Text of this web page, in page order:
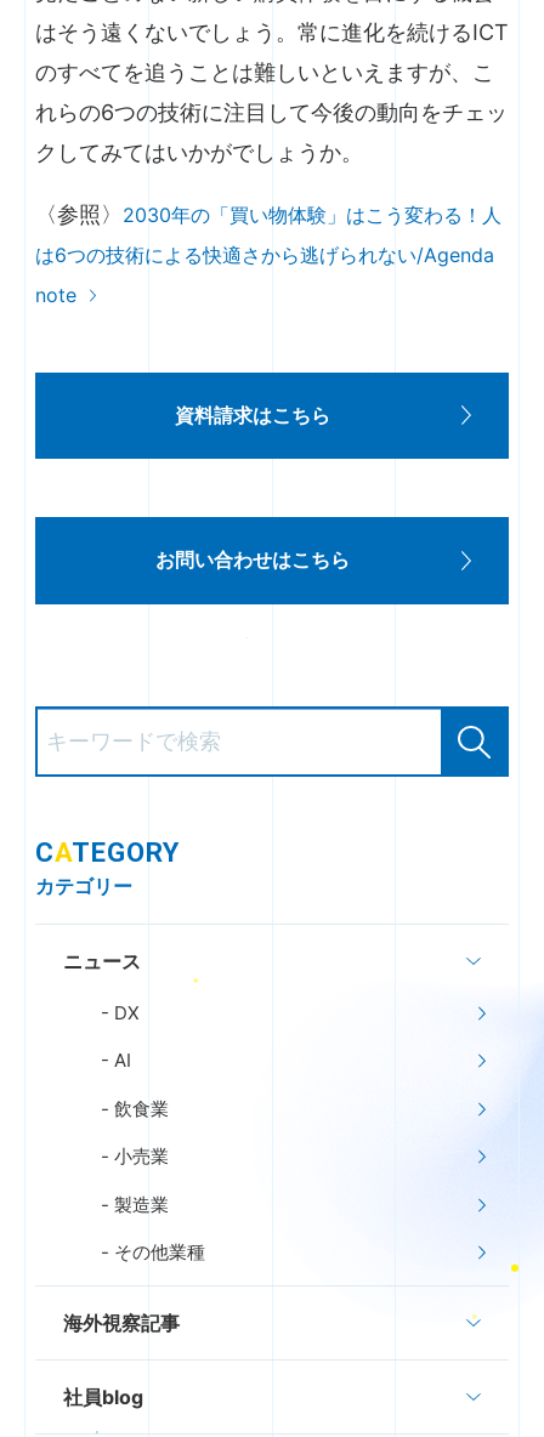
はそう遠くないでしょう。常に進化を続けるICT
のすべてを追うことは難しいといえますが、こ
れらの6つの技術に注目して今後の動向をチェッ
クしてみてはいかがでしょうか。
〈参照〉
2030年の「買い物体験」はこう変わる！人
は6つの技術による快適さから逃げられない/Agenda
note
資料請求はこちら
お問い合わせはこちら
CATEGORY
カテゴリー
ニュース
DX
AI
飲食業
小売業
製造業
その他業種
海外視察記事
社員blog